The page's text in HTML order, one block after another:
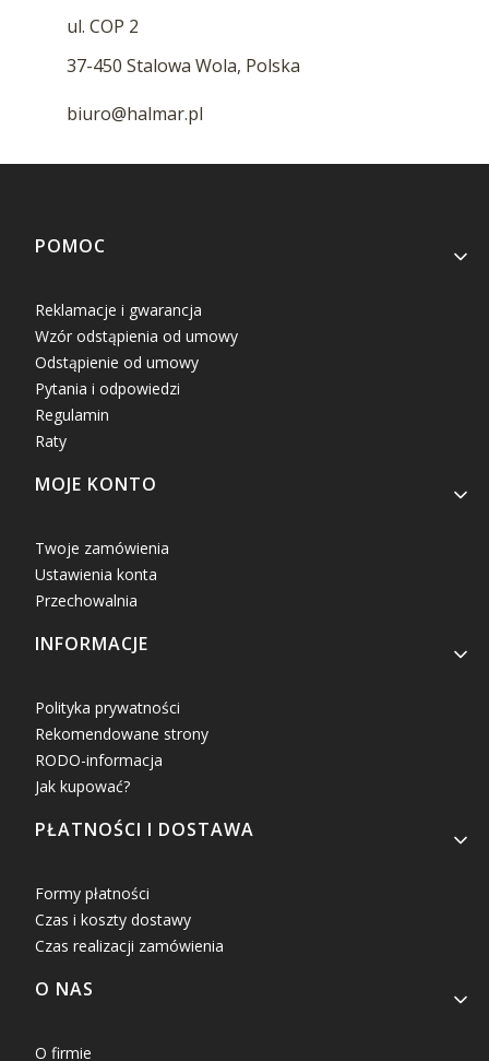
ul. COP 2
37-450 Stalowa Wola, Polska
biuro@halmar.pl
Linki w stopce
POMOC
Reklamacje i gwarancja
Wzór odstąpienia od umowy
Odstąpienie od umowy
Pytania i odpowiedzi
Regulamin
Raty
MOJE KONTO
Twoje zamówienia
Ustawienia konta
Przechowalnia
INFORMACJE
Polityka prywatności
Rekomendowane strony
RODO-informacja
Jak kupować?
PŁATNOŚCI I DOSTAWA
Formy płatności
Czas i koszty dostawy
Czas realizacji zamówienia
O NAS
O firmie